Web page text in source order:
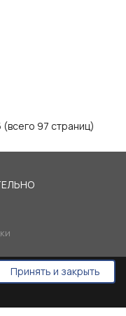
97 страниц)
Принять и закрыть